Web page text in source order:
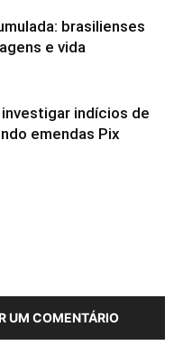
brasilienses
e vida
investigar indícios de
emendas Pix
UM COMENTÁRIO